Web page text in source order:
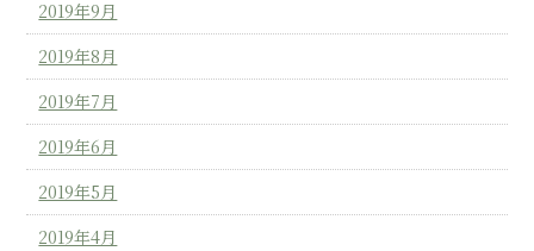
2019年9月
2019年8月
2019年7月
2019年6月
2019年5月
2019年4月